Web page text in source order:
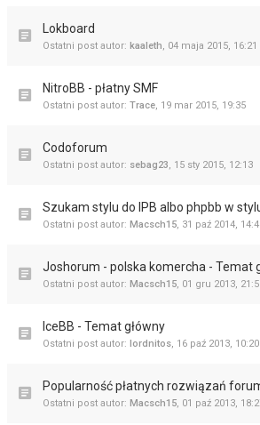
Lokboard
Ostatni post autor: kaaleth, 04 maja 2015, 16:21
NitroBB - płatny SMF
Ostatni post autor: Trace, 19 mar 2015, 19:35
Codoforum
Ostatni post autor: sebag23, 15 sty 2015, 12:13
Szukam stylu do IPB albo phpbb w stylu
Ostatni post autor: Macsch15, 31 paź 2014,
Joshorum - polska komercha - Temat
Ostatni post autor: Macsch15, 01 gru 2013,
IceBB - Temat główny
Ostatni post autor: lordnitos, 16 paź 2013, 10:20
Popularność płatnych rozwiązań
Ostatni post autor: Macsch15, 01 paź 2013,